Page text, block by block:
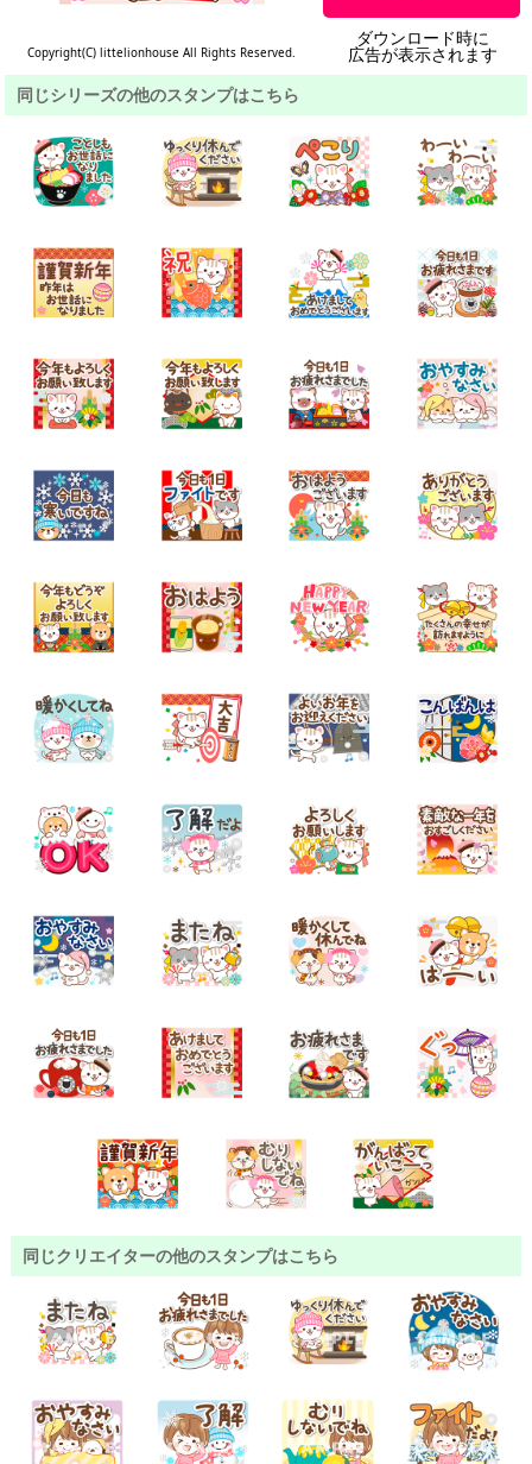
Copyright(C) littelionhouse All Rights Reserved.
ダウンロード時に
広告が表示されます
同じシリーズの他のスタンプはこちら
同じクリエイターの他のスタンプはこちら